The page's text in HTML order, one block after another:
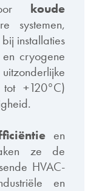
koude
systemen,
installaties
cryogene
+120°C)
en
ze de
HVAC-
en